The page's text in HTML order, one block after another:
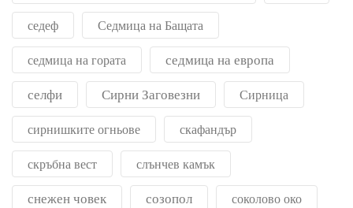
седеф Седмица на Бащата
седмица на гората седмица на европа
селфи Сирни Заговезни Сирница
сирнишките огньове скафандър
скръбна вест слънчев камък
снежен човек созопол соколово око